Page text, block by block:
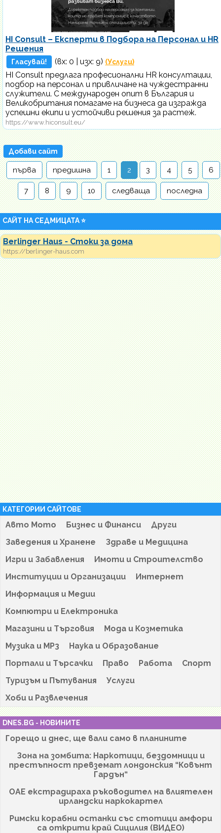
HI Consult – Експерти в Подбора на Персонал и HR
Решения
Гласувай! (вх: 0 | изх: 9) (Услуги)
HI Consult предлага професионални HR консултации,
подбор на персонал и привличане на чуждестранни
служители. С международен опит в България и
Великобритания помагаме на бизнеса да изгражда
успешни екипи и устойчиви решения за растеж.
https://www.hiconsult.eu/
Добави сайт
първа предишна 1 2 3 4 5 6
7 8 9 10 следваща последна
САЙТ НА СЕДМИЦАТА ⭐
Berlinger Haus - Стоки за дома
https://berlinger-haus.com
КАТЕГОРИИ САЙТОВЕ
Авто Мото Бизнес и Финанси
Други
Заведения и Хранене
Здраве и Медицина
Игри и Забавления
Имоти и Строителство
Институции и Организации
Интернет
Информация и Медии
Компютри и Електроника
Магазини и Търговия
Мода и Козметика
Музика и MP3
Наука и Образование
Портали и Търсачки
Право Работа
Спорт
Туризъм и Пътувания
Услуги
Хоби и Развлечения
DNES.BG - НОВИНИТЕ
Горещо и днес, ще вали само в планините
Зона на зомбита: Наркотици, бездомници и
престъпност превземат лондонския “Ковънт
Гардън“
ОАЕ екстрадираха ръководител на влиятелен
ирландски наркокартел
Римски корабни останки със стотици амфори
са открити край Сицилия (ВИДЕО)